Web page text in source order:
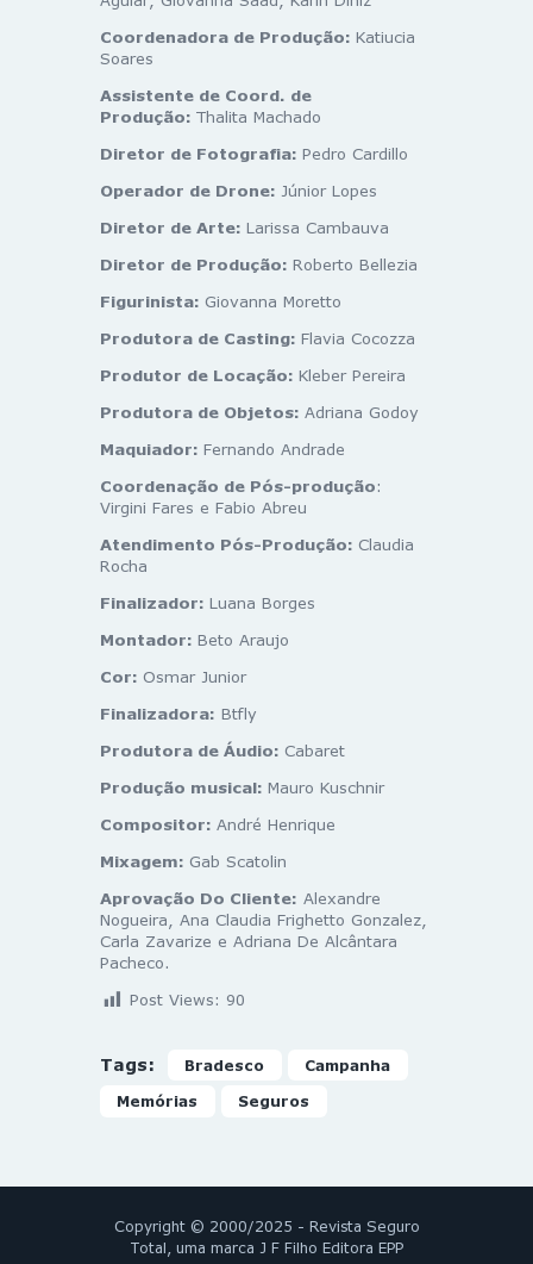
Coordenadora de Produção: Katiucia
Soares
Assistente de Coord. de
Produção: Thalita Machado
Diretor de Fotografia: Pedro Cardillo
Operador de Drone: Júnior Lopes
Diretor de Arte: Larissa Cambauva
Diretor de Produção: Roberto Bellezia
Figurinista: Giovanna Moretto
Produtora de Casting: Flavia Cocozza
Produtor de Locação: Kleber Pereira
Produtora de Objetos: Adriana Godoy
Maquiador: Fernando Andrade
Coordenação de Pós-produção:
Virgini Fares e Fabio Abreu
Atendimento Pós-Produção: Claudia
Rocha
Finalizador: Luana Borges
Montador: Beto Araujo
Cor: Osmar Junior
Finalizadora: Btfly
Produtora de Áudio: Cabaret
Produção musical: Mauro Kuschnir
Compositor: André Henrique
Mixagem: Gab Scatolin
Aprovação Do Cliente: Alexandre
Nogueira, Ana Claudia Frighetto Gonzalez,
Carla Zavarize e Adriana De Alcântara
Pacheco.
Post Views: 90
Tags: Bradesco Campanha
Memórias Seguros
Copyright © 2000/2025 - Revista Seguro
Total, uma marca J F Filho Editora EPP